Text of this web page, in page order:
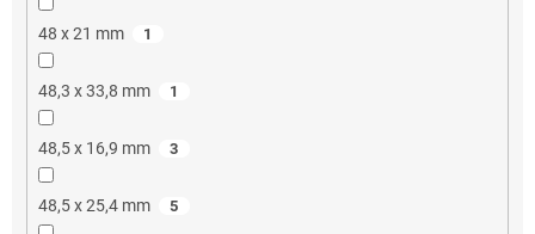
48 x 21 mm 1
48,3 x 33,8 mm 1
48,5 x 16,9 mm 3
48,5 x 25,4 mm 5